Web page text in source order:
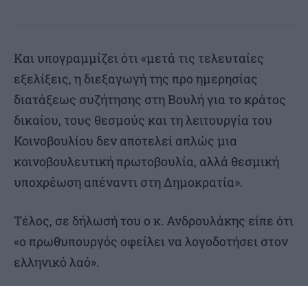
Και υπογραμμίζει ότι «μετά τις τελευταίες
εξελίξεις, η διεξαγωγή της προ ημερησίας
διατάξεως συζήτησης στη Βουλή για το κράτος
δικαίου, τους θεσμούς και τη λειτουργία του
Κοινοβουλίου δεν αποτελεί απλώς μια
κοινοβουλευτική πρωτοβουλία, αλλά θεσμική
υποχρέωση απέναντι στη Δημοκρατία».
Τέλος, σε δήλωσή του ο κ. Ανδρουλάκης είπε ότι
«ο πρωθυπουργός οφείλει να λογοδοτήσει στον
ελληνικό λαό».